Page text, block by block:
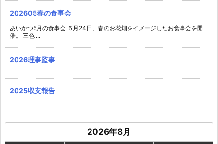
202605春の食事会
あいかつ5月の食事会 ５月24日、春のお花畑をイメージしたお食事会を開
催。 三色 ...
2026理事監事
2025収支報告
2026年8月